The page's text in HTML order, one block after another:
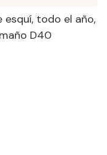
esquí­, todo el año,
D40